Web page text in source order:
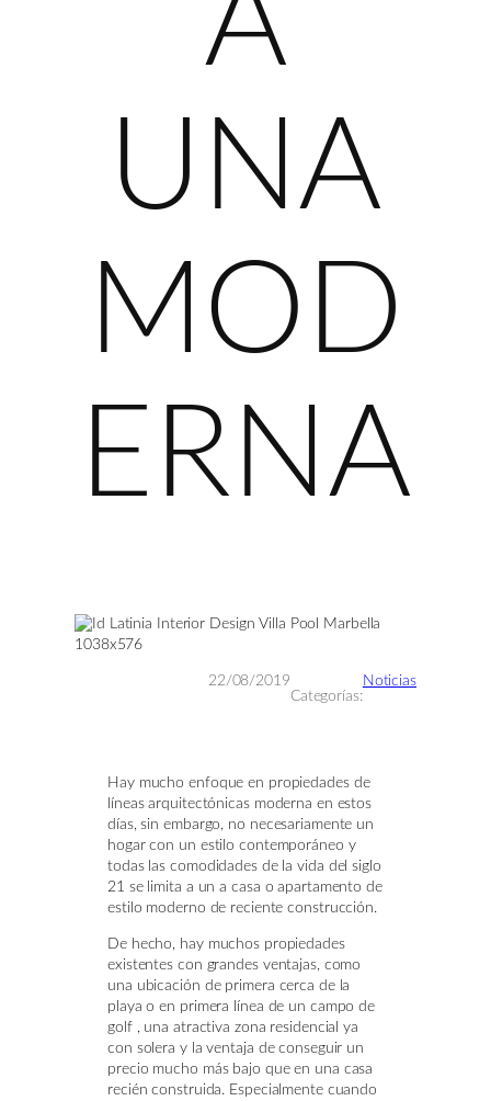
UNA
MOD
ERNA
22/08/2019
Categorías:
Noticias
Hay mucho enfoque en propiedades de
líneas arquitectónicas moderna en estos
días, sin embargo, no necesariamente un
hogar con un estilo contemporáneo y
todas las comodidades de la vida del siglo
21 se limita a un a casa o apartamento de
estilo moderno de reciente construcción.
De hecho, hay muchos propiedades
existentes con grandes ventajas, como
una ubicación de primera cerca de la
playa o en primera línea de un campo de
golf , una atractiva zona residencial ya
con solera y la ventaja de conseguir un
precio mucho más bajo que en una casa
recién construida. Especialmente cuando